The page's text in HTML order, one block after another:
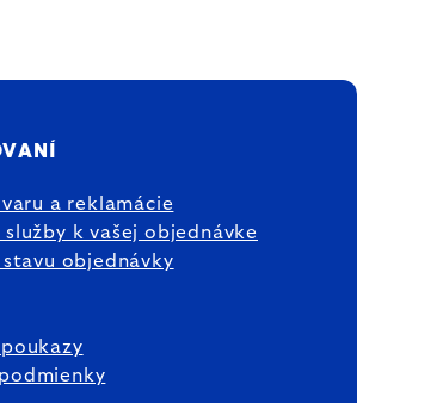
a reklamácie
k vašej objednávke
objednávky